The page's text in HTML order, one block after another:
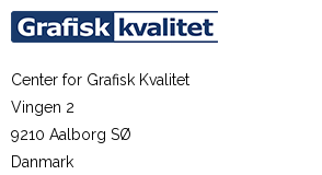
Center for Grafisk Kvalitet
Vingen 2
9210 Aalborg SØ
Danmark